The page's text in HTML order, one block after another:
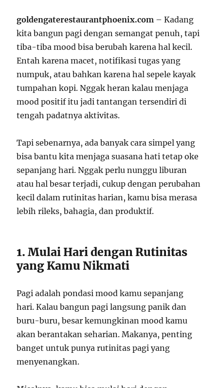
goldengaterestaurantphoenix.com – Kadang
kita bangun pagi dengan semangat penuh, tapi
tiba-tiba mood bisa berubah karena hal kecil.
Entah karena macet, notifikasi tugas yang
numpuk, atau bahkan karena hal sepele kayak
tumpahan kopi. Nggak heran kalau menjaga
mood positif itu jadi tantangan tersendiri di
tengah padatnya aktivitas.
Tapi sebenarnya, ada banyak cara simpel yang
bisa bantu kita menjaga suasana hati tetap oke
sepanjang hari. Nggak perlu nunggu liburan
atau hal besar terjadi, cukup dengan perubahan
kecil dalam rutinitas harian, kamu bisa merasa
lebih rileks, bahagia, dan produktif.
1. Mulai Hari dengan Rutinitas
yang Kamu Nikmati
Pagi adalah pondasi mood kamu sepanjang
hari. Kalau bangun pagi langsung panik dan
buru-buru, besar kemungkinan mood kamu
akan berantakan seharian. Makanya, penting
banget untuk punya rutinitas pagi yang
menyenangkan.